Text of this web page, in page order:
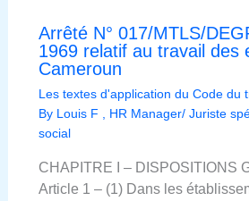
Arrêté N° 017/MTLS/
1969 relatif au travail des
Cameroun
Les textes d'application du Code du
By Louis F , HR Manager/ Juriste
social
CHAPITRE I – DISPOSITIONS
Article 1 – (1) Dans les